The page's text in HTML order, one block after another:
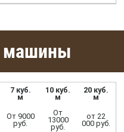
машины
7 куб.
м
10 куб.
м
20 куб.
м
От 9000
руб.
От
13000
руб.
от 22
000 руб.